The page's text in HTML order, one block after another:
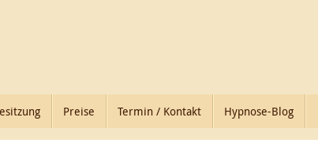
Preise Termin / Kontakt Hypnose-Blog